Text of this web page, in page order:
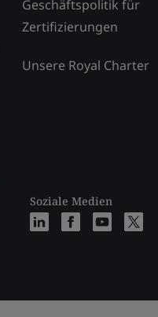
Geschäftspolitik für
Zertifizierungen
Unsere Royal Charter
Soziale Medien